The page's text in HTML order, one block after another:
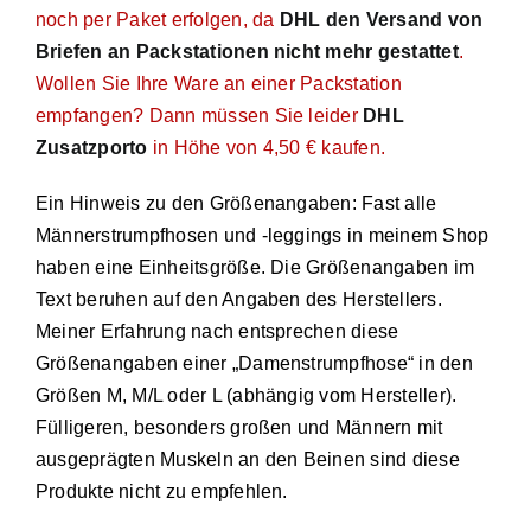
noch per Paket erfolgen, da DHL den Versand von
Briefen an Packstationen nicht mehr gestattet.
Wollen Sie Ihre Ware an einer Packstation
empfangen? Dann müssen Sie leider DHL
Zusatzporto in Höhe von 4,50 € kaufen.
Ein Hinweis zu den Größenangaben: Fast alle
Männerstrumpfhosen und -leggings in meinem Shop
haben eine Einheitsgröße. Die Größenangaben im
Text beruhen auf den Angaben des Herstellers.
Meiner Erfahrung nach entsprechen diese
Größenangaben einer „Damenstrumpfhose“ in den
Größen M, M/L oder L (abhängig vom Hersteller).
Fülligeren, besonders großen und Männern mit
ausgeprägten Muskeln an den Beinen sind diese
Produkte nicht zu empfehlen.